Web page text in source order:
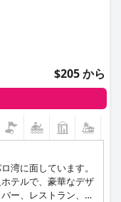
$205 から
湾に面しています。
テルで、豪華なデザ
ー、レストラン、ビ